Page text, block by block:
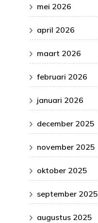
mei 2026
april 2026
maart 2026
februari 2026
januari 2026
december 2025
november 2025
oktober 2025
september 2025
augustus 2025